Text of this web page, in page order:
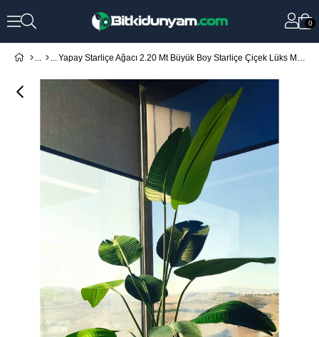
0
Yapay Starliçe Ağacı 2.20 Mt Büyük Boy Starliçe Çiçek Lüks Metal Galvaniz Saksıda